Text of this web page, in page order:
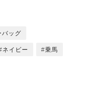
バッグ
ネイビー 乗馬